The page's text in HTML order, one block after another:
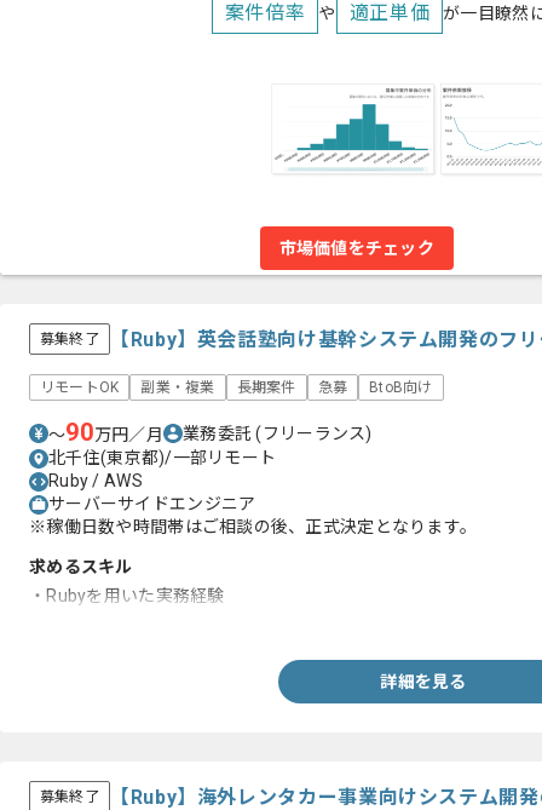
案件倍率 や 適正単価 が一目瞭然
市場価値をチェック
募集終了 【Ruby】英会話塾向け基幹システム開発のフ
リモートOK 副業・複業 長期案件 急募 BtoB向け
〜90万円／月 業務委託(フリーランス)
北千住(東京都)/一部リモート
Ruby / AWS
サーバーサイドエンジニア
※稼働日数や時間帯はご相談の後、正式決定となります。
求めるスキル
・Rubyを用いた実務経験
詳細を見る
募集終了 【Ruby】海外レンタカー事業向けシステム開